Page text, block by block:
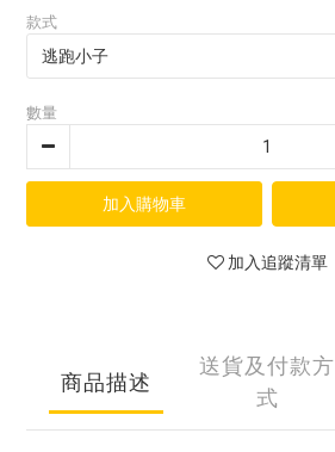
款式
數量
加入購物車
加入追蹤清單
商品描述
送貨及付款方
式